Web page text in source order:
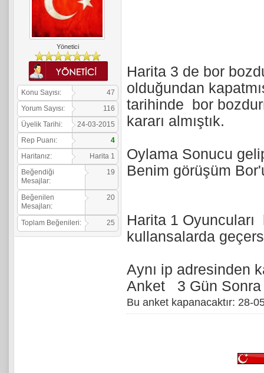
Yönetici
Konu Sayısı:
47
Yorum Sayısı:
116
Üyelik Tarihi:
24-03-2015
Rep Puanı:
4
Haritanız:
Harita 1
Beğendiği
Mesajlar:
19
Beğenilen
Mesajları:
20
Toplam Beğenileri: 25
Harita 3 de bor
olduğundan
tarihinde bor
kararı almıştık.
Oylama Sonucu
Benim görüşüm
Harita 1
kullansalarda
Aynı ip adresinden
Anket 3 Gün Sonra
Bu anket kapanacaktır: 28-